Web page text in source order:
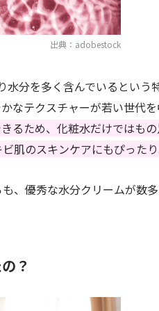
出典：adobestock
水分を多く含んでいるという
なテクスチャーが若い世代
るため、化粧水だけではも
肌のスキンケアにもぴったり
、優秀な水分クリームが数多
？